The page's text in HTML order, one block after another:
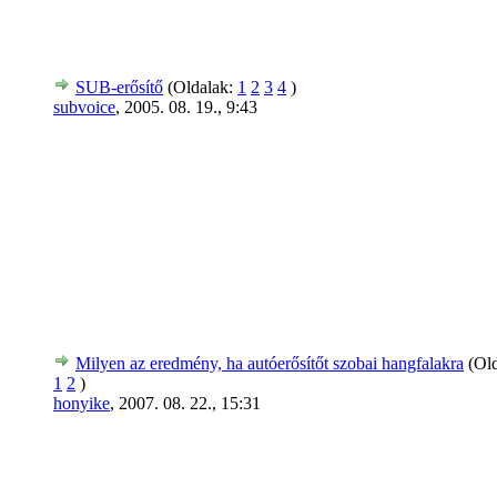
SUB-erősítő (Oldalak: 1 2 3 4 )
subvoice, 2005. 08. 19., 9:43
Milyen az eredmény, ha autóerősítőt szobai hangfalakra
1 2 )
honyike, 2007. 08. 22., 15:31